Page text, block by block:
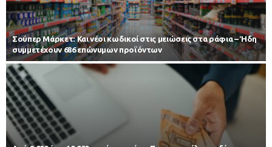
Σούπερ Μάρκετ: Και νέοι κωδικοί στις μειώσεις στα ράφια – Ήδη
συμμετέχουν 686 επώνυμων προϊόντων